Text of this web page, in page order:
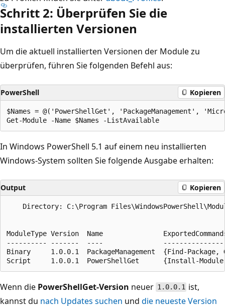
Schritt 2: Überprüfen Sie die
installierten Versionen
Um die aktuell installierten Versionen der Module zu
überprüfen, führen Sie folgenden Befehl aus:
PowerShell Kopieren
$Names = @('PowerShellGet', 'PackageManagement',
In Windows PowerShell 5.1 auf einem neu installierten
Windows-System sollten Sie folgende Ausgabe erhalten:
Output Kopieren
Directory: C:\Program
ModuleType Version  Name
---------- -------  ----
Binary     1.0.0.1  PackageManagement  {Find-
Wenn die PowerShellGet-Version neuer 1.0.0.1 ist,
kannst du nach Updates suchen und die neueste Version